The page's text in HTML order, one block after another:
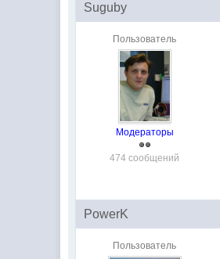
Suguby
Пользователь
Модераторы
474 сообщений
PowerK
Пользователь